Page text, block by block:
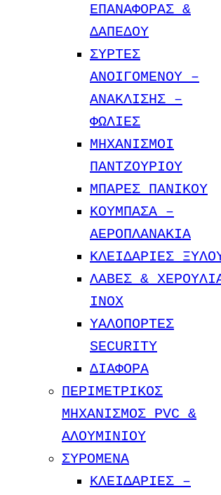
ΕΠΑΝΑΦΟΡΑΣ &
ΔΑΠΕΔΟΥ
ΣΥΡΤΕΣ
ΑΝΟΙΓΟΜΕΝΟΥ –
ΑΝΑΚΛΙΣΗΣ –
ΦΩΛΙΕΣ
ΜΗΧΑΝΙΣΜΟΙ
ΠΑΝΤΖΟΥΡΙΟΥ
ΜΠΑΡΕΣ ΠΑΝΙΚΟΥ
ΚΟΥΜΠΑΣΑ –
ΑΕΡΟΠΛΑΝΑΚΙΑ
ΚΛΕΙΔΑΡΙΕΣ
ΛΑΒΕΣ &
INOX
ΥΑΛΟΠΟΡΤΕΣ
SECURITY
ΔΙΑΦΟΡΑ
ΠΕΡΙΜΕΤΡΙΚΟΣ
ΜΗΧΑΝΙΣΜΟΣ PVC &
ΑΛΟΥΜΙΝΙΟΥ
ΣΥΡΟΜΕΝΑ
ΚΛΕΙΔΑΡΙΕΣ –